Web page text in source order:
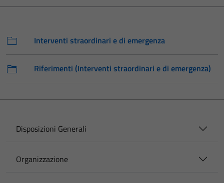
Interventi straordinari e di emergenza
Riferimenti (Interventi straordinari e di emergenza)
Disposizioni Generali
Organizzazione